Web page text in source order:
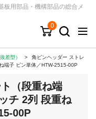
板用部品・機構部品の総合メ
0
差型） >
角ピンヘッダー ストレ
端子 ピン単体／HTW-2515-00P
（段重ね端
チ 2列 段重ね
00P